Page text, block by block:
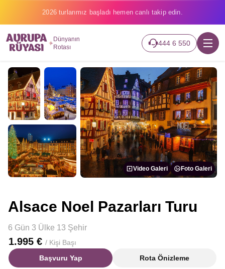
2026 turlarımız başladı hemen canlı takip edin.
Dünyanın
Rotası
444 6 550
Video Galeri Foto Galeri
Alsace Noel Pazarları Turu
6 Gün 3 Ülke 13 Şehir
1.995 € / Kişi Başı
Başvuru Yap
Rota Önizleme